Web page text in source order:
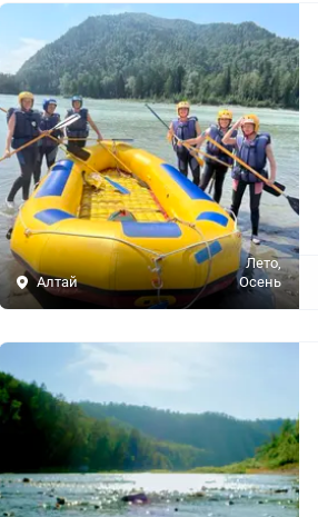
Алтай
Лето,
Осень